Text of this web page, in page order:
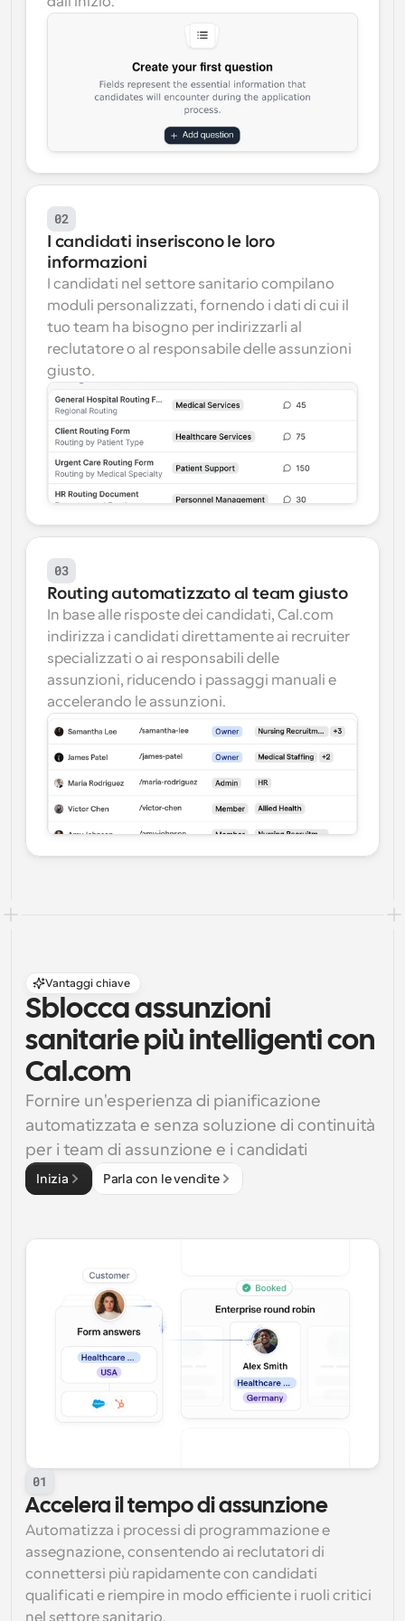
02
I candidati inseriscono le loro
informazioni
I candidati nel settore sanitario compilano
moduli personalizzati, fornendo i dati di cui il
tuo team ha bisogno per indirizzarli al
reclutatore o al responsabile delle assunzioni
giusto.
03
Routing automatizzato al team giusto
In base alle risposte dei candidati, Cal.com
indirizza i candidati direttamente ai recruiter
specializzati o ai responsabili delle
assunzioni, riducendo i passaggi manuali e
accelerando le assunzioni.
Vantaggi chiave
Sblocca assunzioni
sanitarie più intelligenti con
Cal.com
Fornire un'esperienza di pianificazione
automatizzata e senza soluzione di continuità
per i team di assunzione e i candidati
Inizia Parla con le vendite
01
Accelera il tempo di assunzione
Automatizza i processi di programmazione e
assegnazione, consentendo ai reclutatori di
connettersi più rapidamente con candidati
qualificati e riempire in modo efficiente i ruoli critici
nel settore sanitario.